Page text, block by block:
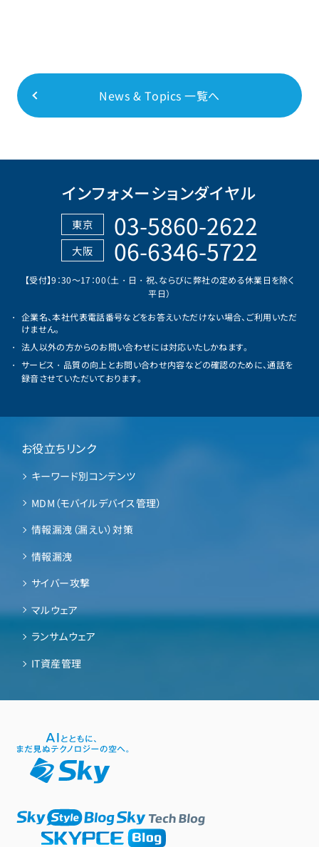
News & Topics 一覧へ
インフォメーションダイヤル
東京 03-5860-2622
大阪 06-6346-5722
【受付】9：30～17：00（土・日・祝、ならびに弊社の定める休業日を除く
平日）
企業名、本社代表電話番号などをお答えいただけない場合、ご利用いただ
けません。
法人以外の方からのお問い合わせには対応いたしかねます。
サービス・品質の向上とお問い合わせ内容などの確認のために、通話を
録音させていただいております。
お役立ちリンク
キーワード別コンテンツ
MDM（モバイルデバイス管理）
情報漏洩（漏えい）対策
情報漏洩
サイバー攻撃
マルウェア
ランサムウェア
IT資産管理